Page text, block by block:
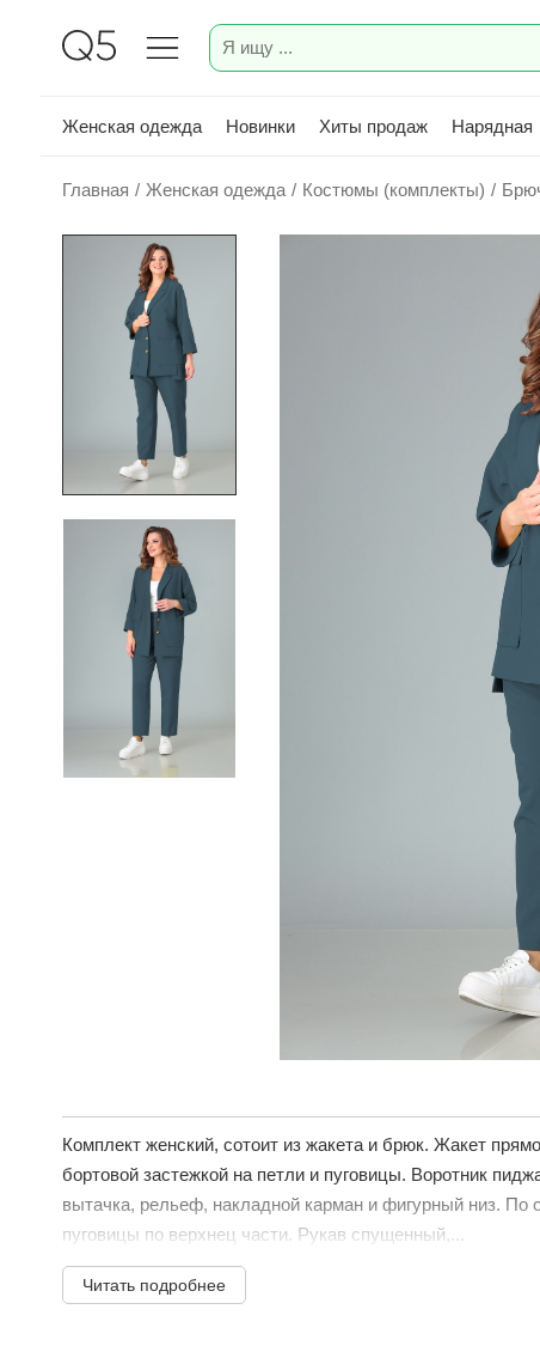
Женская одежда Новинки Хиты продаж Нарядная
Главная / Женская одежда / Костюмы (комплекты) /
Комплект женский, сотоит из жакета и брюк. Жакет
бортовой застежкой на петли и пуговицы. Воротник
вытачка, рельеф, накладной карман и фигурный низ. По
пуговицы по верхнец части. Рукав спущенный,...
Читать подробнее